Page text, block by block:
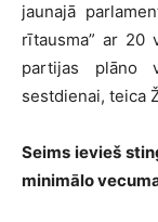
jaunajā
rītausma” ar 20
partijas plāno
sestdienai, teica
Seims ievieš
minimālo